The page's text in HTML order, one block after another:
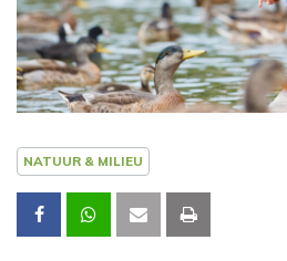
NATUUR & MILIEU